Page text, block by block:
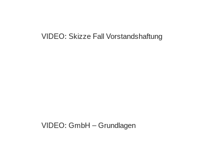
VIDEO: Skizze Fall Vorstandshaftung
VIDEO: GmbH – Grundlagen